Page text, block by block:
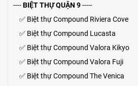
----BIỆT THỰ QUẬN 9-----
✅ Biệt thự Compound Riviera Cove
✅ Biệt thựCompound Lucasta
✅ Biệt thựCompound Valora Kikyo
✅ Biệt thự Compound Valora Fuji
✅ Biệt thự Compound The Venica